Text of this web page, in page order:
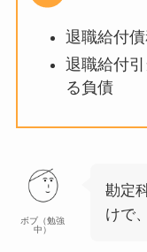
退職給付
退職給付
る負債
ボブ（勉強
中）
勘定
けで